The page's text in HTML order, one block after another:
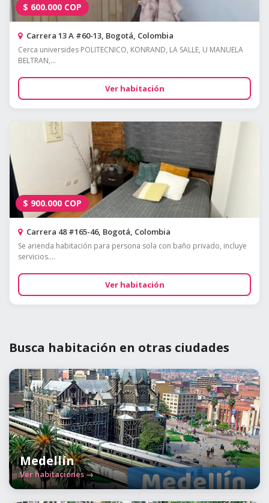
$ 600.000 COP
Carrera 13 A #60-13, Bogotá, Colombia
Cerca universides POLITECNICO, KONRAND, LA SALLE, U MANUELA
BELTRAN,...
Ver habitación
$ 900.000 COP
Carrera 48 #165-46, Bogotá, Colombia
Se arienda habitación para persona sola con baño privado, incluye
servicios....
Ver habitación
Busca habitación en otras ciudades
Medellín
Ver habitaciones →